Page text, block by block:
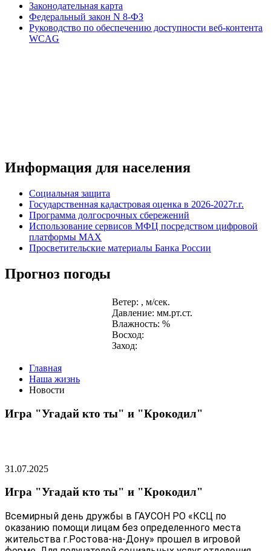
Законодательная карта
Федеральный закон N 8-ФЗ
Руководство по обеспечению доступности веб-контента
WCAG
Информация для населения
Социальная защита
Государственная кадастровая оценка в 2026-2027г.г.
Программа долгосрочных сбережений
Использование сервисов МФЦ посредством цифровой
платформы MAX
Просветительские материалы Банка России
Прогноз погоды
Ветер: , м/сек.
Давление: мм.рт.ст.
Влажность: %
Восход:
Заход:
Главная
Наша жизнь
Новости
Игра "Угадай кто ты" и "Крокодил"
31.07.2025
Игра "Угадай кто ты" и "Крокодил"
Всемирный день дружбы в ГАУСОН РО «КСЦ по
оказанию помощи лицам без определенного места
жительства г.Ростова-на-Дону» прошел в игровой